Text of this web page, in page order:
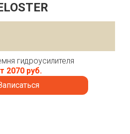
гидроусилителя
2070 руб.